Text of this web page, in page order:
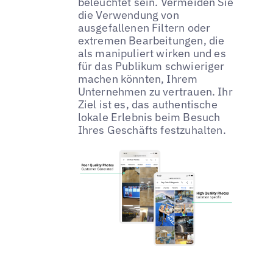
die Verwendung von
ausgefallenen Filtern oder
extremen Bearbeitungen, die
als manipuliert wirken und es
für das Publikum schwieriger
machen könnten, Ihrem
Unternehmen zu vertrauen. Ihr
Ziel ist es, das authentische
lokale Erlebnis beim Besuch
Ihres Geschäfts festzuhalten.